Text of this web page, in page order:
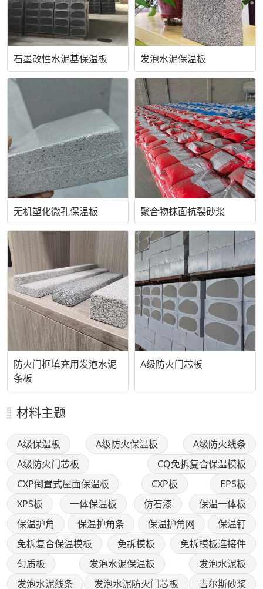
石墨改性水泥基保温板 发泡水泥保温板
无机塑化微孔保温板 聚合物抹面抗裂砂浆
防火门框填充用发泡水泥
条板
A级防火门芯板
材料主题
A级保温板 A级防火保温板
A级防火线条
A级防火门芯板
CQ免拆复合保温模板
CXP倒置式屋面保温板
CXP板
EPS板
XPS板
一体保温板 仿石漆
保温一体板
保温护角
保温护角条 保温护角网
保温钉
免拆复合保温模板
免拆模板
免拆模板连接件
匀质板
发泡水泥保温板
发泡水泥板
发泡水泥线条
发泡水泥防火门芯板
吉尔斯砂浆